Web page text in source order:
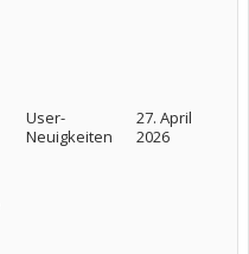
User-
Neuigkeiten
27. April
2026